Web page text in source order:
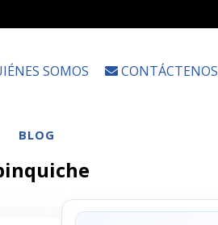
SOMOS CONTÁCTENOS
BLOG